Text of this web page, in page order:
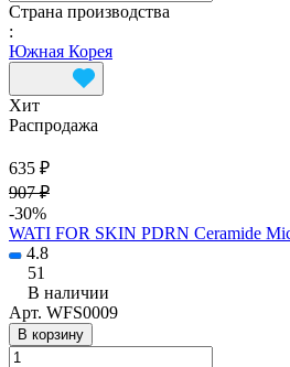
Страна производства
:
Южная Корея
Хит
Распродажа
635 ₽
907 ₽
-30%
WATI FOR SKIN PDRN Ceramide
4.8
51
В наличии
Арт. WFS0009
В корзину